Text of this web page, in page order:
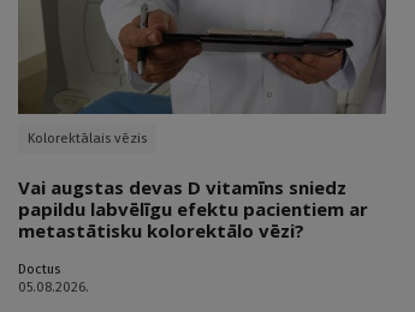
Kolorektālais vēzis
Vai augstas devas D vitamīns sniedz
papildu labvēlīgu efektu pacientiem ar
metastātisku kolorektālo vēzi?
Doctus
05.08.2026.